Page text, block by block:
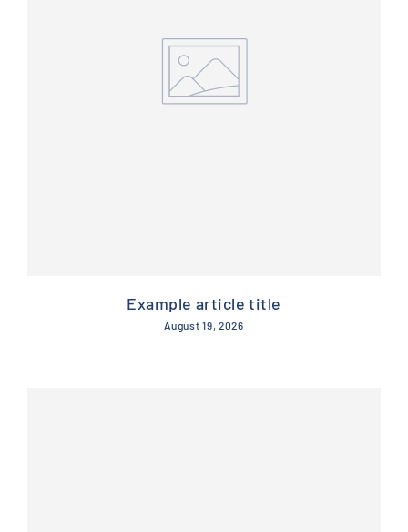
Example article title
August 19, 2026